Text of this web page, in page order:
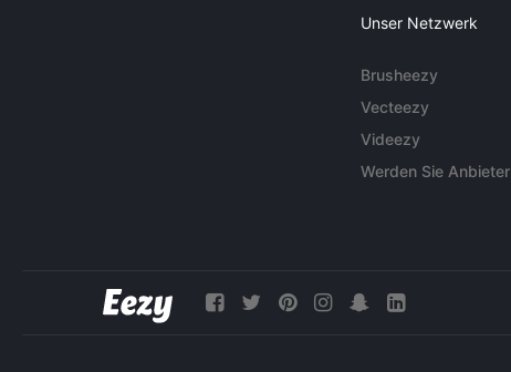
Unser Netzwerk
Brusheezy
Vecteezy
Videezy
Werden Sie Anbieter